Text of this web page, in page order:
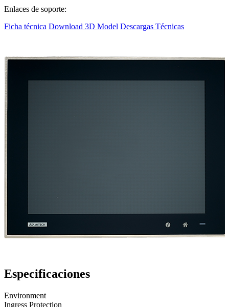
Enlaces de soporte:
Ficha técnica Download 3D Model Descargas Técnicas
Especificaciones
Environment
Ingress Protection